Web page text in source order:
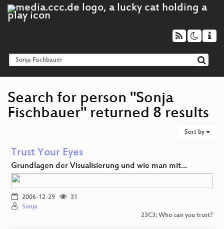
Search for person "Sonja
Fischbauer" returned 8 results
Sort by
Trust Your Eyes
Grundlagen der Visualisierung und wie man mit…
2006-12-29
31
Sonja
23C3: Who can you trust?